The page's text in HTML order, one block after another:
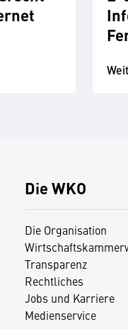
Die WKO
Die Organisation
Transparenz
Rechtliches
Jobs und Karriere
Medienservice